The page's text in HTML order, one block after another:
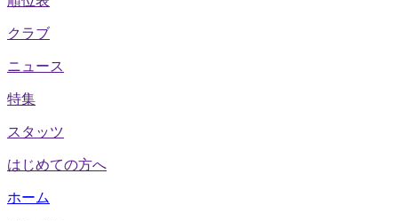
クラブ
ニュース
特集
スタッツ
はじめての方へ
ホーム